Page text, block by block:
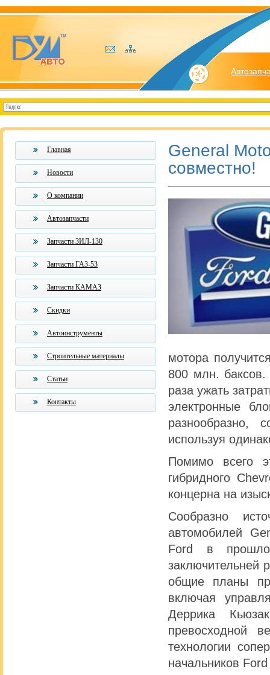
Главная
Новости
О компании
Автозапчасти
Запчасти ЗИЛ-130
Запчасти ГАЗ-53
Запчасти КАМАЗ
Скидки
Автоинструменты
Строительные материалы
Статьи
Контакты
General
совместно!
мотора
800 млн.
раза ужать
электронные
разнообразно,
используя
Помимо всего
гибридного
концерна на
Сообразно
автомобилей
Ford в
заключительней
общие планы
включая
Деррика
превосходной
технологии
начальников